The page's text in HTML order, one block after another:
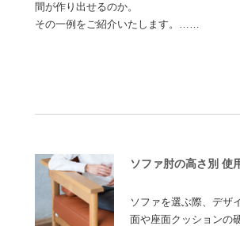
間が作り出せるのか。
その一例をご紹介いたします。……
ソファ肘の高さ別 使
ソファを選ぶ際、デザ
面や座面クッションの